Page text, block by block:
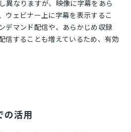
異なりますが、映像に字幕をあら
ウェビナー上に字幕を表示するこ
デマンド配信や、あらかじめ収録
信することも増えているため、有効
の活用